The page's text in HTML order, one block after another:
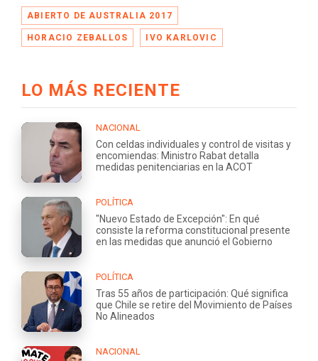
ABIERTO DE AUSTRALIA 2017
HORACIO ZEBALLOS IVO KARLOVIC
LO MÁS RECIENTE
NACIONAL
Con celdas individuales y control de visitas y
encomiendas: Ministro Rabat detalla
medidas penitenciarias en la ACOT
POLÍTICA
"Nuevo Estado de Excepción": En qué
consiste la reforma constitucional presente
en las medidas que anunció el Gobierno
POLÍTICA
Tras 55 años de participación: Qué significa
que Chile se retire del Movimiento de Países
No Alineados
NACIONAL